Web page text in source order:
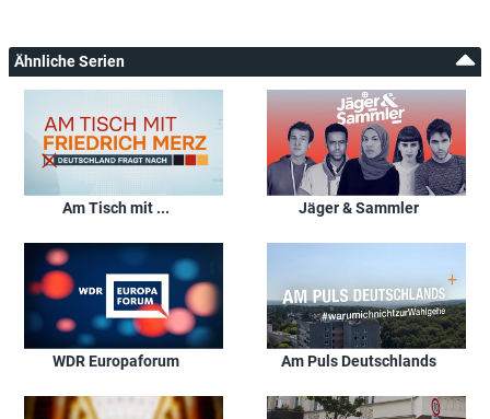
Ähnliche Serien
Am Tisch mit ... Jäger & Sammler
WDR Europaforum Am Puls Deutschlands